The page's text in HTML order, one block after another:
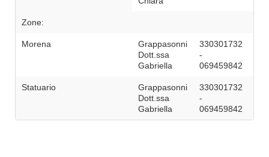
Zone:
Morena
Grappasonni
Dott.ssa
Gabriella
330301732
-
069459842
Statuario
Grappasonni
Dott.ssa
Gabriella
330301732
-
069459842